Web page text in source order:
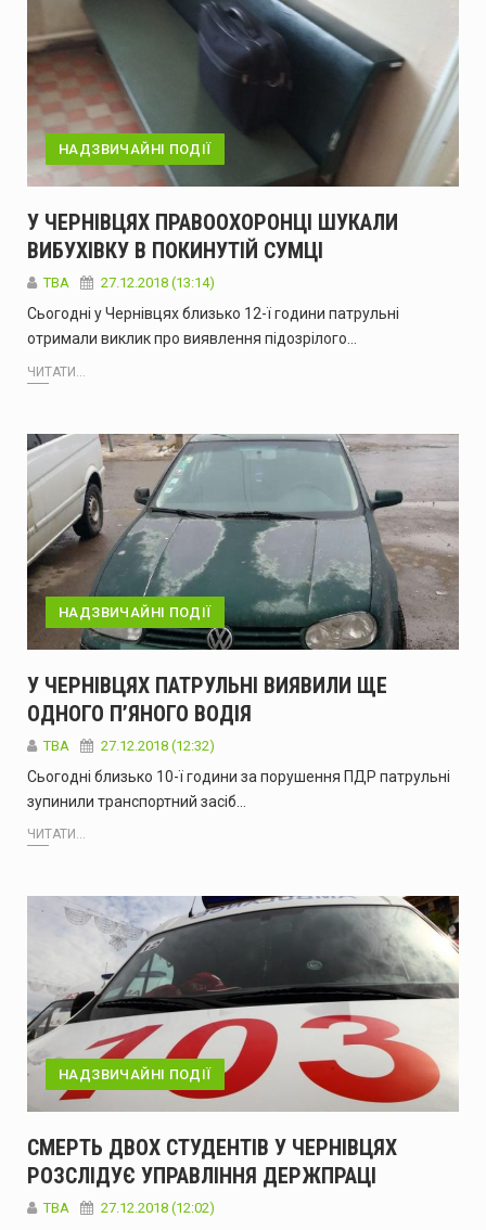
НАДЗВИЧАЙНІ ПОДІЇ
У ЧЕРНІВЦЯХ ПРАВООХОРОНЦІ ШУКАЛИ
ВИБУХІВКУ В ПОКИНУТІЙ СУМЦІ
TBA 27.12.2018 (13:14)
Сьогодні у Чернівцях близько 12-ї години патрульні
отримали виклик про виявлення підозрілого…
ЧИТАТИ...
НАДЗВИЧАЙНІ ПОДІЇ
У ЧЕРНІВЦЯХ ПАТРУЛЬНІ ВИЯВИЛИ ЩЕ
ОДНОГО П’ЯНОГО ВОДІЯ
TBA 27.12.2018 (12:32)
Сьогодні близько 10-ї години за порушення ПДР патрульні
зупинили транспортний засіб…
ЧИТАТИ...
НАДЗВИЧАЙНІ ПОДІЇ
СМЕРТЬ ДВОХ СТУДЕНТІВ У ЧЕРНІВЦЯХ
РОЗСЛІДУЄ УПРАВЛІННЯ ДЕРЖПРАЦІ
TBA 27.12.2018 (12:02)